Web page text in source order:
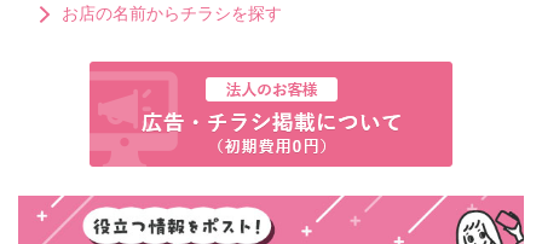
お店の名前からチラシを探す